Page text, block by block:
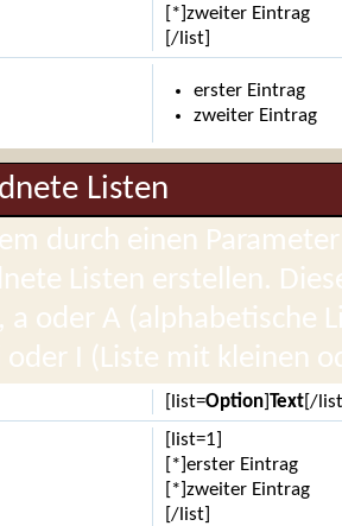
[*]zweiter Eintrag
[/list]
erster Eintrag
zweiter Eintrag
Listen
durch einen
Listen erstellen.
a oder A (alphabetische
oder I (Liste mit kleinen
[list=Option]Text[/
[list=1]
[*]erster Eintrag
[*]zweiter Eintrag
[/list]